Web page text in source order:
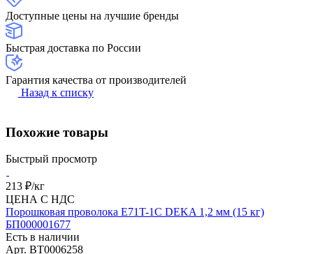
Доступные цены на лучшие бренды
Быстрая доставка по России
Гарантия качества от производителей
Назад к списку
Похожие товары
Быстрый просмотр
213 ₽/кг
ЦЕНА С НДС
Порошковая проволока E71T-1C DEKA 1,2 мм (15 кг)
БП000001677
Есть в наличии
Арт. BT0006258